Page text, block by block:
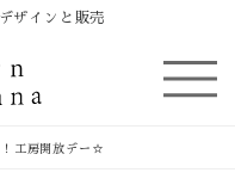
ザインと販売
工房開放デー☆